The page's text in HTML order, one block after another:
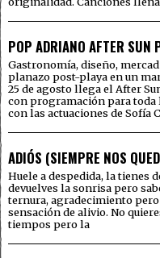
POP ADRIANO AFTER SUN
Gastronomía, diseño,
planazo post-playa en un
25 de agosto llega el After
con programación para toda
con las actuaciones de Sofía
ADIÓS (SIEMPRE NOS
Huele a despedida, la tienes
devuelves la sonrisa pero
ternura, agradecimiento
sensación de alivio. No
tiempos pero la